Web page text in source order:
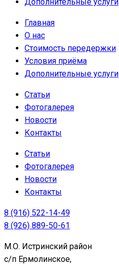
Главная
О нас
Стоимость передержки
Условия приёма
Дополнительные услуги
Статьи
Фотогалерея
Новости
Контакты
Статьи
Фотогалерея
Новости
Контакты
8 (916) 522-14-49
8 (926) 889-50-61
М.О. Истринский район
с/п Ермолинское,